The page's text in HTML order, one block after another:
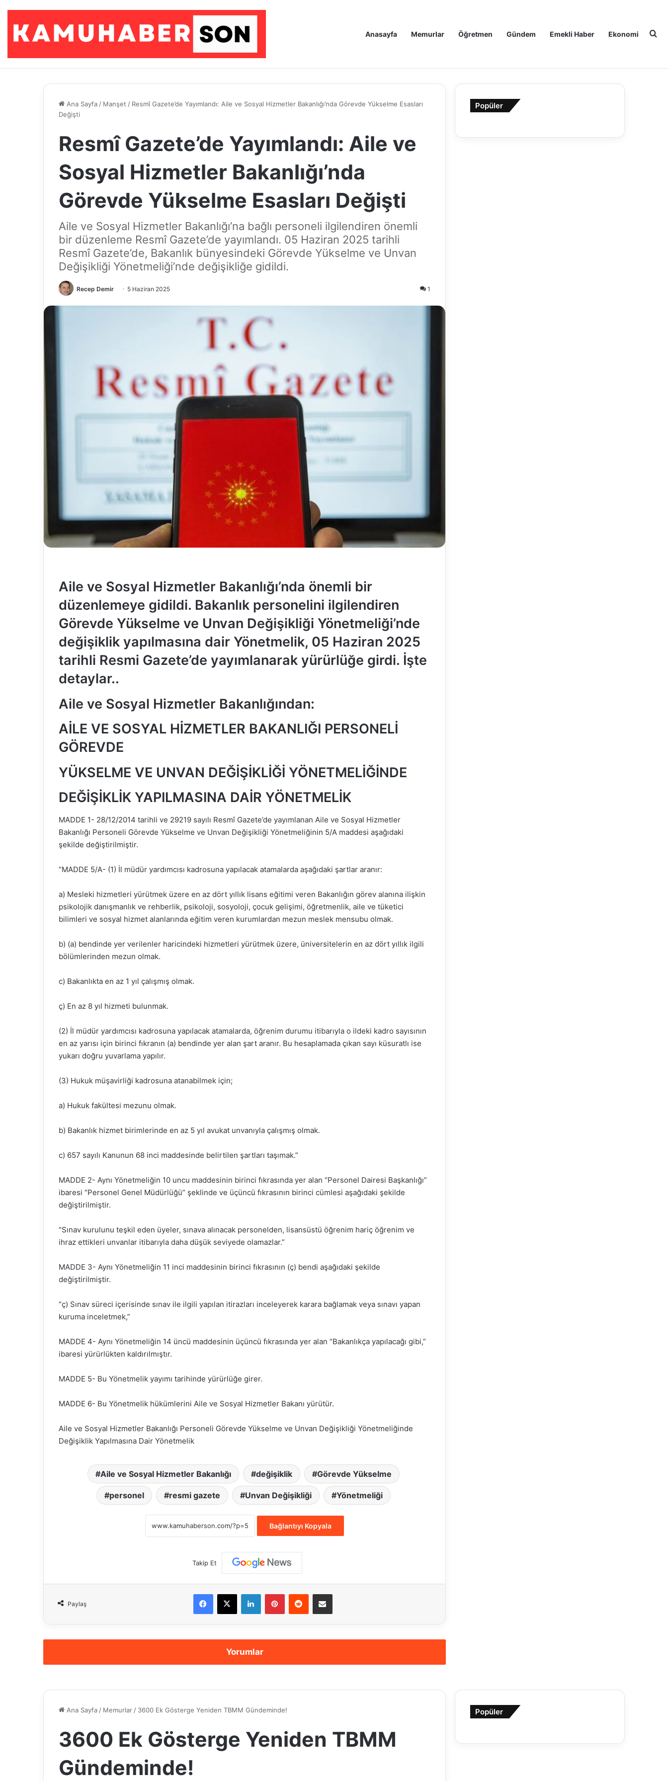
Anasayfa Memurlar Öğretmen Gündem Emekli Haber Ekonomi
Ana Sayfa / Manşet / Resmî Gazete’de Yayımlandı: Aile ve Sosyal Hizmetler Bakanlığı’nda Görevde Yükselme Esasları
Değişti
Resmî Gazete’de Yayımlandı: Aile ve
Sosyal Hizmetler Bakanlığı’nda
Görevde Yükselme Esasları Değişti
Aile ve Sosyal Hizmetler Bakanlığı’na bağlı personeli ilgilendiren önemli
bir düzenleme Resmî Gazete’de yayımlandı. 05 Haziran 2025 tarihli
Resmî Gazete’de, Bakanlık bünyesindeki Görevde Yükselme ve Unvan
Değişikliği Yönetmeliği’nde değişikliğe gidildi.
Recep Demir 5 Haziran 2025 1
Aile ve Sosyal Hizmetler Bakanlığı’nda önemli bir
düzenlemeye gidildi. Bakanlık personelini ilgilendiren
Görevde Yükselme ve Unvan Değişikliği Yönetmeliği’nde
değişiklik yapılmasına dair Yönetmelik, 05 Haziran 2025
tarihli Resmi Gazete’de yayımlanarak yürürlüğe girdi. İşte
detaylar..
Aile ve Sosyal Hizmetler Bakanlığından:
AİLE VE SOSYAL HİZMETLER BAKANLIĞI PERSONELİ
GÖREVDE
YÜKSELME VE UNVAN DEĞİŞİKLİĞİ YÖNETMELİĞİNDE
DEĞİŞİKLİK YAPILMASINA DAİR YÖNETMELİK
MADDE 1- 28/12/2014 tarihli ve 29219 sayılı Resmî Gazete’de yayımlanan Aile ve Sosyal Hizmetler
Bakanlığı Personeli Görevde Yükselme ve Unvan Değişikliği Yönetmeliğinin 5/A maddesi aşağıdaki
şekilde değiştirilmiştir.
“MADDE 5/A- (1) İl müdür yardımcısı kadrosuna yapılacak atamalarda aşağıdaki şartlar aranır:
a) Mesleki hizmetleri yürütmek üzere en az dört yıllık lisans eğitimi veren Bakanlığın görev alanına ilişkin
psikolojik danışmanlık ve rehberlik, psikoloji, sosyoloji, çocuk gelişimi, öğretmenlik, aile ve tüketici
bilimleri ve sosyal hizmet alanlarında eğitim veren kurumlardan mezun meslek mensubu olmak.
b) (a) bendinde yer verilenler haricindeki hizmetleri yürütmek üzere, üniversitelerin en az dört yıllık ilgili
bölümlerinden mezun olmak.
c) Bakanlıkta en az 1 yıl çalışmış olmak.
ç) En az 8 yıl hizmeti bulunmak.
(2) İl müdür yardımcısı kadrosuna yapılacak atamalarda, öğrenim durumu itibarıyla o ildeki kadro sayısının
en az yarısı için birinci fıkranın (a) bendinde yer alan şart aranır. Bu hesaplamada çıkan sayı küsuratlı ise
yukarı doğru yuvarlama yapılır.
(3) Hukuk müşavirliği kadrosuna atanabilmek için;
a) Hukuk fakültesi mezunu olmak.
b) Bakanlık hizmet birimlerinde en az 5 yıl avukat unvanıyla çalışmış olmak.
c) 657 sayılı Kanunun 68 inci maddesinde belirtilen şartları taşımak.”
MADDE 2- Aynı Yönetmeliğin 10 uncu maddesinin birinci fıkrasında yer alan “Personel Dairesi Başkanlığı”
ibaresi “Personel Genel Müdürlüğü” şeklinde ve üçüncü fıkrasının birinci cümlesi aşağıdaki şekilde
değiştirilmiştir.
“Sınav kurulunu teşkil eden üyeler, sınava alınacak personelden, lisansüstü öğrenim hariç öğrenim ve
ihraz ettikleri unvanlar itibarıyla daha düşük seviyede olamazlar.”
MADDE 3- Aynı Yönetmeliğin 11 inci maddesinin birinci fıkrasının (ç) bendi aşağıdaki şekilde
değiştirilmiştir.
“ç) Sınav süreci içerisinde sınav ile ilgili yapılan itirazları inceleyerek karara bağlamak veya sınavı yapan
kuruma inceletmek,”
MADDE 4- Aynı Yönetmeliğin 14 üncü maddesinin üçüncü fıkrasında yer alan “Bakanlıkça yapılacağı gibi,”
ibaresi yürürlükten kaldırılmıştır.
MADDE 5- Bu Yönetmelik yayımı tarihinde yürürlüğe girer.
MADDE 6- Bu Yönetmelik hükümlerini Aile ve Sosyal Hizmetler Bakanı yürütür.
Aile ve Sosyal Hizmetler Bakanlığı Personeli Görevde Yükselme ve Unvan Değişikliği Yönetmeliğinde
Değişiklik Yapılmasına Dair Yönetmelik
Aile ve Sosyal Hizmetler Bakanlığı değişiklik Görevde Yükselme
personel resmi gazete Unvan Değişikliği Yönetmeliği
Bağlantıyı Kopyala
Takip Et
Paylaş
Facebook
X LinkedInPinterestReddit E-Posta ile paylaş
Yorumlar
Popüler